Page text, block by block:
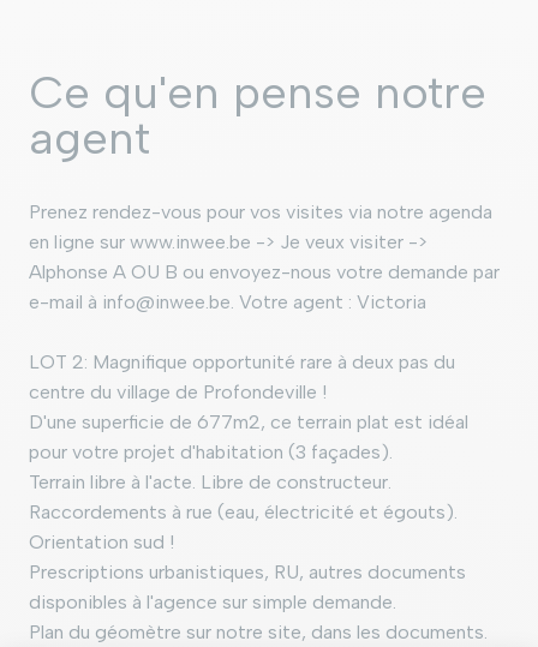
Ce qu'en pense notre
agent
Prenez rendez-vous pour vos visites via notre agenda
en ligne sur www.inwee.be -> Je veux visiter ->
Alphonse A OU B ou envoyez-nous votre demande par
e-mail à info@inwee.be. Votre agent : Victoria
LOT 2: Magnifique opportunité rare à deux pas du
centre du village de Profondeville !
D'une superficie de 677m2, ce terrain plat est idéal
pour votre projet d'habitation (3 façades).
Terrain libre à l'acte. Libre de constructeur.
Raccordements à rue (eau, électricité et égouts).
Orientation sud !
Prescriptions urbanistiques, RU, autres documents
disponibles à l'agence sur simple demande.
Plan du géomètre sur notre site, dans les documents.